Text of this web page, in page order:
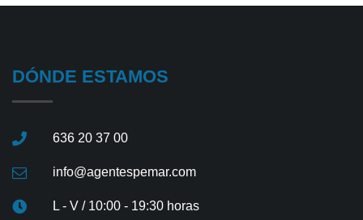
DÓNDE ESTAMOS
636 20 37 00
info@agentespemar.com
L - V / 10:00 - 19:30 horas